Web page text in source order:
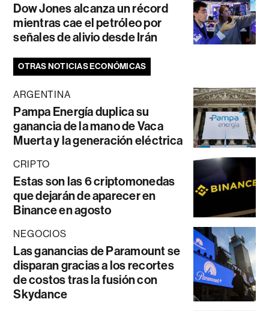
Dow Jones alcanza un récord
mientras cae el petróleo por
señales de alivio desde Irán
OTRAS NOTICIAS ECONÓMICAS
ARGENTINA
Pampa Energía duplica su
ganancia de la mano de Vaca
Muerta y la generación eléctrica
CRIPTO
Estas son las 6 criptomonedas
que dejarán de aparecer en
Binance en agosto
NEGOCIOS
Las ganancias de Paramount se
disparan gracias a los recortes
de costos tras la fusión con
Skydance